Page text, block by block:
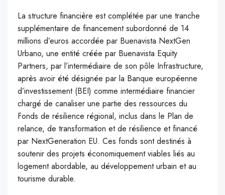
La structure financière est complétée par une tranche
supplémentaire de financement subordonné de 14
millions d’euros accordée par Buenavista NextGen
Urbano, une entité créée par Buenavista Equity
Partners, par l’intermédiaire de son pôle Infrastructure,
après avoir été désignée par la Banque européenne
d’investissement (BEI) comme intermédiaire financier
chargé de canaliser une partie des ressources du
Fonds de résilience régional, inclus dans le Plan de
relance, de transformation et de résilience et financé
par NextGeneration EU. Ces fonds sont destinés à
soutenir des projets économiquement viables liés au
logement abordable, au développement urbain et au
tourisme durable.